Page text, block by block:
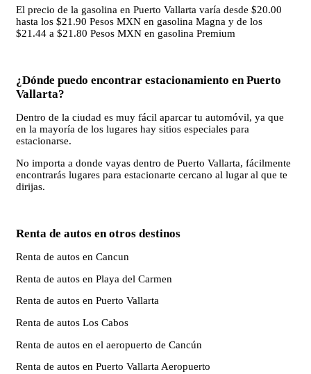
El precio de la gasolina en Puerto Vallarta varía desde $20.00
hasta los $21.90 Pesos MXN en gasolina Magna y de los
$21.44 a $21.80 Pesos MXN en gasolina Premium
¿Dónde puedo encontrar estacionamiento en Puerto
Vallarta?
Dentro de la ciudad es muy fácil aparcar tu automóvil, ya que
en la mayoría de los lugares hay sitios especiales para
estacionarse.
No importa a donde vayas dentro de Puerto Vallarta, fácilmente
encontrarás lugares para estacionarte cercano al lugar al que te
dirijas.
Renta de autos en otros destinos
Renta de autos en Cancun
Renta de autos en Playa del Carmen
Renta de autos en Puerto Vallarta
Renta de autos Los Cabos
Renta de autos en el aeropuerto de Cancún
Renta de autos en Puerto Vallarta Aeropuerto